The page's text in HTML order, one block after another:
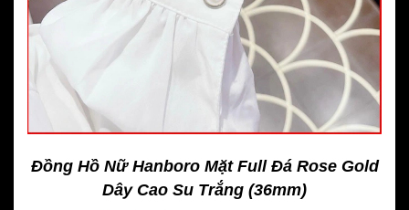
Đồng Hồ Nữ Hanboro Mặt Full Đá Rose Gold
Dây Cao Su Trắng (36mm)